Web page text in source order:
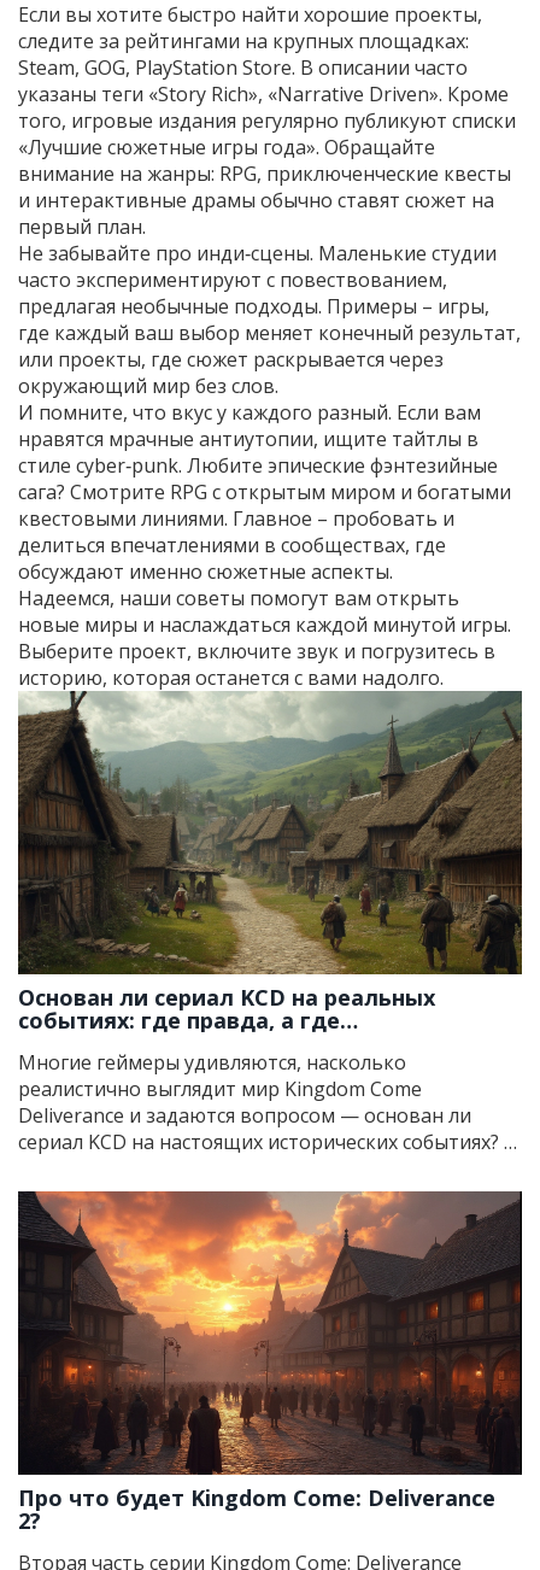
Если вы хотите быстро найти хорошие проекты,
следите за рейтингами на крупных площадках:
Steam, GOG, PlayStation Store. В описании часто
указаны теги «Story Rich», «Narrative Driven». Кроме
того, игровые издания регулярно публикуют списки
«Лучшие сюжетные игры года». Обращайте
внимание на жанры: RPG, приключенческие квесты
и интерактивные драмы обычно ставят сюжет на
первый план.
Не забывайте про инди‑сцены. Маленькие студии
часто экспериментируют с повествованием,
предлагая необычные подходы. Примеры – игры,
где каждый ваш выбор меняет конечный результат,
или проекты, где сюжет раскрывается через
окружающий мир без слов.
И помните, что вкус у каждого разный. Если вам
нравятся мрачные антиутопии, ищите тайтлы в
стиле cyber‑punk. Любите эпические фэнтезийные
сага? Смотрите RPG с открытым миром и богатыми
квестовыми линиями. Главное – пробовать и
делиться впечатлениями в сообществах, где
обсуждают именно сюжетные аспекты.
Надеемся, наши советы помогут вам открыть
новые миры и наслаждаться каждой минутой игры.
Выберите проект, включите звук и погрузитесь в
историю, которая останется с вами надолго.
Основан ли сериал KCD на реальных
событиях: где правда, а где
Многие геймеры удивляются, насколько
реалистично выглядит мир Kingdom Come
Deliverance и задаются вопросом — основан ли
сериал KCD на настоящих исторических событиях? В
сюжете игры, сравним игровые события с реальной
историей средневековой Богемии и расскажем, как
разработчики работали с историческими фактами.
Кроме того, вы узнаете неожиданные детали и
полезные советы по изучению мира игры. Всё по
делу, без воды.
Про что будет Kingdom Come: Deliverance
2?
Вторая часть серии Kingdom Come: Deliverance